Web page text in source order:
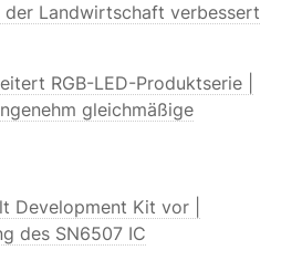
der Landwirtschaft verbessert
RGB-LED-Produktserie |
gleichmäßige
Development Kit vor |
des SN6507 IC